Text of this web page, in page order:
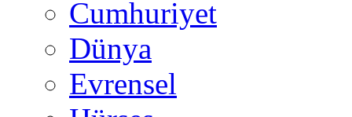
Cumhuriyet
Dünya
Evrensel